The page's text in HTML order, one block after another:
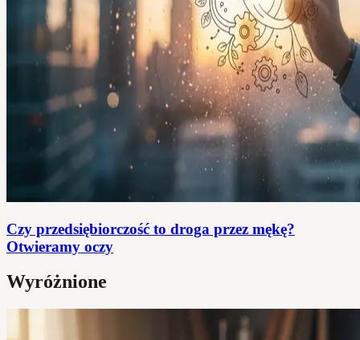
Czy przedsiębiorczość to droga przez mękę?
Otwieramy oczy
Wyróżnione